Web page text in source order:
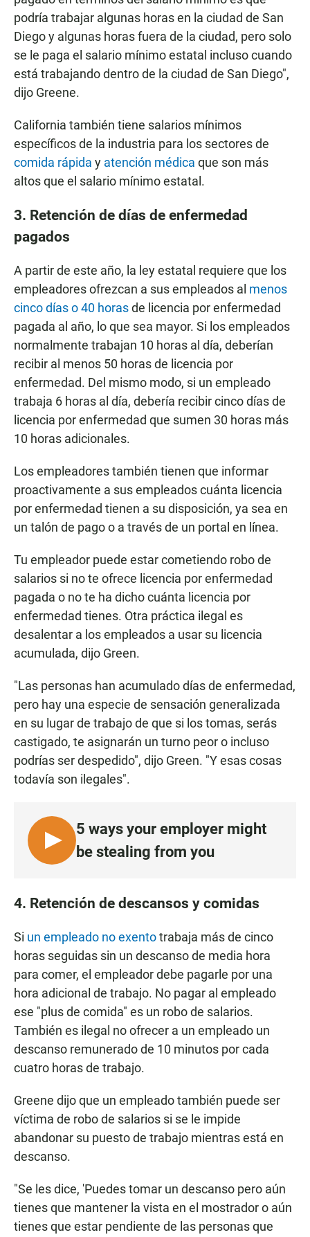
podría trabajar algunas horas en la ciudad de San
Diego y algunas horas fuera de la ciudad, pero solo
se le paga el salario mínimo estatal incluso cuando
está trabajando dentro de la ciudad de San Diego",
dijo Greene.
California también tiene salarios mínimos
específicos de la industria para los sectores de
comida rápida y atención médica que son más
altos que el salario mínimo estatal.
3. Retención de días de enfermedad
pagados
A partir de este año, la ley estatal requiere que los
empleadores ofrezcan a sus empleados al menos
cinco días o 40 horasde licencia por enfermedad
pagada al año, lo que sea mayor. Si los empleados
normalmente trabajan 10 horas al día, deberían
recibir al menos 50 horas de licencia por
enfermedad. Del mismo modo, si un empleado
trabaja 6 horas al día, debería recibir cinco días de
licencia por enfermedad que sumen 30 horas más
10 horas adicionales.
Los empleadores también tienen que informar
proactivamente a sus empleados cuánta licencia
por enfermedad tienen a su disposición, ya sea en
un talón de pago o a través de un portal en línea.
Tu empleador puede estar cometiendo robo de
salarios si no te ofrece licencia por enfermedad
pagada o no te ha dicho cuánta licencia por
enfermedad tienes. Otra práctica ilegal es
desalentar a los empleados a usar su licencia
acumulada, dijo Green.
"Las personas han acumulado días de enfermedad,
pero hay una especie de sensación generalizada
en su lugar de trabajo de que si los tomas, serás
castigado, te asignarán un turno peor o incluso
podrías ser despedido", dijo Green. "Y esas cosas
todavía son ilegales".
L
I
T
1
:
0
6
5 ways your employer might
be stealing from you
4. Retención de descansos y comidas
Si un empleado no exentotrabaja más de cinco
horas seguidas sin un descanso de media hora
para comer, el empleador debe pagarle por una
hora adicional de trabajo. No pagar al empleado
ese "plus de comida" es un robo de salarios.
También es ilegal no ofrecer a un empleado un
descanso remunerado de 10 minutos por cada
cuatro horas de trabajo.
Greene dijo que un empleado también puede ser
víctima de robo de salarios si se le impide
abandonar su puesto de trabajo mientras está en
descanso.
"Se les dice, 'Puedes tomar un descanso pero aún
tienes que mantener la vista en el mostrador o aún
tienes que estar pendiente de las personas que